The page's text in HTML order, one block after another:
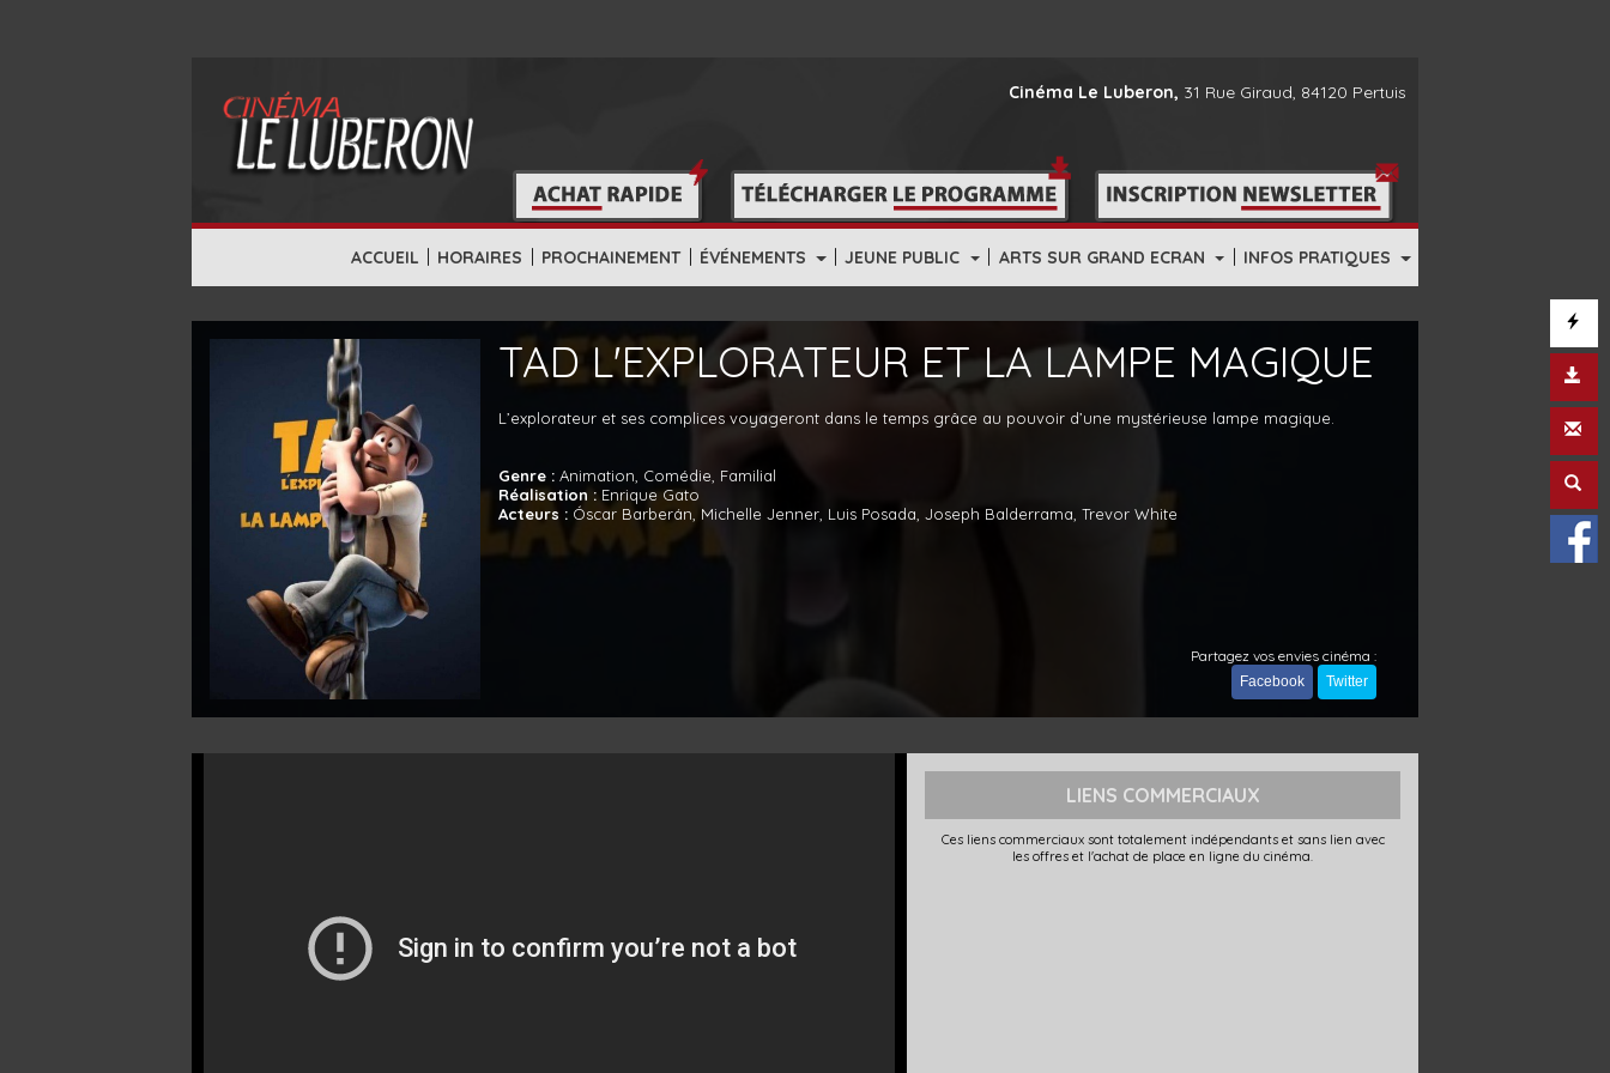
ACCUEIL | HORAIRES | PROCHAINEMENT | ÉVÉNEMENTS | JEUNE PUBLIC | ARTS SUR GRAND ECRAN | INFOS PRATIQUES
Cinéma Le Luberon, 31 Rue Giraud, 84120 Pertuis
TAD L'EXPLORATEUR ET LA LAMPE MAGIQUE
L’explorateur et ses complices voyageront dans le temps grâce au pouvoir d’une mystérieuse lampe magique.
Genre : Animation, Comédie, Familial
Réalisation : Enrique Gato
Acteurs : Óscar Barberán, Michelle Jenner, Luis Posada, Joseph Balderrama, Trevor White
Partagez vos envies cinéma :
Facebook Twitter
LIENS COMMERCIAUX
Ces liens commerciaux sont totalement indépendants et sans lien avec
les offres et l'achat de place en ligne du cinéma.